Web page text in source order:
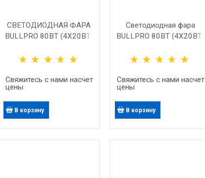
СВЕТОДИОДНАЯ ФАРА
BULLPRO 80ВТ (4X20ВТ)
Свяжитесь с нами насчет
цены
В корзину
Светодиодная фара
BULLPRO 80ВТ (4X20ВТ)
Свяжитесь с нами насчет
цены
В корзину